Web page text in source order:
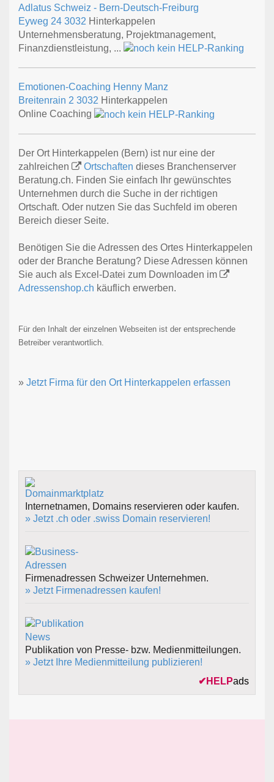
Adlatus Schweiz - Bern-Deutsch-Freiburg
Eyweg 24 3032 Hinterkappelen
Unternehmensberatung, Projektmanagement,
Finanzdienstleistung, ...
Emotionen-Coaching Henny Manz
Breitenrain 2 3032 Hinterkappelen
Online Coaching
Der Ort Hinterkappelen (Bern) ist nur eine der
zahlreichen
Ortschaften dieses Branchenserver
Beratung.ch. Finden Sie einfach Ihr gewünschtes
Unternehmen durch die Suche in der richtigen
Ortschaft. Oder nutzen Sie das Suchfeld im oberen
Bereich dieser Seite.
Benötigen Sie die Adressen des Ortes Hinterkappelen
oder der Branche Beratung? Diese Adressen können
Sie auch als Excel-Datei zum Downloaden im
Adressenshop.ch käuflich erwerben.
Für den Inhalt der einzelnen Webseiten ist der entsprechende
Betreiber verantwortlich.
» Jetzt Firma für den Ort Hinterkappelen erfassen
Internetnamen, Domains reservieren oder kaufen.
» Jetzt .ch oder .swiss Domain reservieren!
Firmenadressen Schweizer Unternehmen.
» Jetzt Firmenadressen kaufen!
Publikation von Presse- bzw. Medienmitteilungen.
» Jetzt Ihre Medienmitteilung publizieren!
✔ HELPads